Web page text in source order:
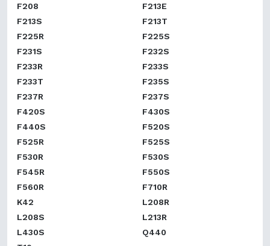
F208
F213E
F213S
F213T
F225R
F225S
F231S
F232S
F233R
F233S
F233T
F235S
F237R
F237S
F420S
F430S
F440S
F520S
F525R
F525S
F530R
F530S
F545R
F550S
F560R
F710R
K42
L208R
L208S
L213R
L430S
Q440